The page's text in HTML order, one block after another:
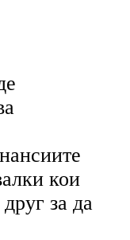
кои
за да